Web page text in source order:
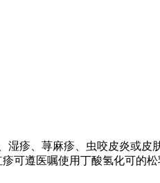
湿疹、荨麻疹、虫咬皮炎或
可遵医嘱使用丁酸氢化可的